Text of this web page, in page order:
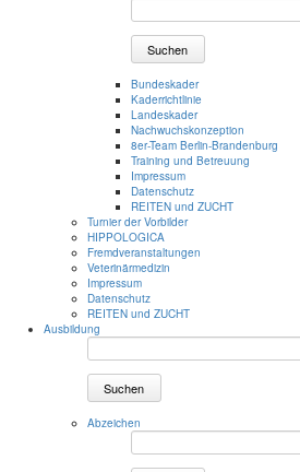
Suchen
Bundeskader
Kaderrichtlinie
Landeskader
Nachwuchskonzeption
8er-Team Berlin-Brandenburg
Training und Betreuung
Impressum
Datenschutz
REITEN und ZUCHT
Turnier der Vorbilder
HIPPOLOGICA
Fremdveranstaltungen
Veterinärmedizin
Impressum
Datenschutz
REITEN und ZUCHT
Ausbildung
Suchen
Abzeichen